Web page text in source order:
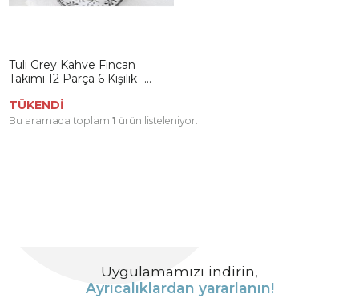
Tuli Grey Kahve Fincan
Takımı 12 Parça 6 Kişilik -
TÜKENDİ
Bu aramada toplam 1 ürün listeleniyor.
Uygulamamızı indirin,
Ayrıcalıklardan yararlanın!